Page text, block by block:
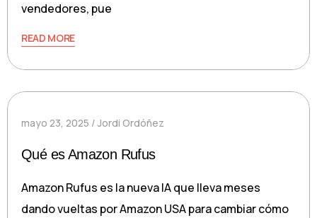
vendedores, pue
READ MORE
mayo 23, 2025 Jordi Ordóñez
Qué es Amazon Rufus
Amazon Rufus es la nueva IA que lleva meses
dando vueltas por Amazon USA para cambiar cómo